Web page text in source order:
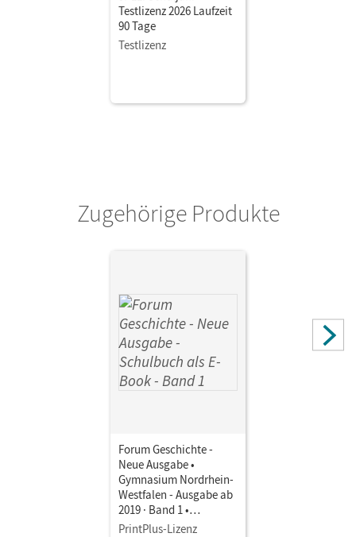
Testlizenz 2026 Laufzeit
90 Tage
Testlizenz
Zugehörige Produkte
Forum Geschichte -
Neue Ausgabe •
Gymnasium Nordrhein-
Westfalen - Ausgabe ab
2019 · Band 1 •
Schulbuch als E-Book
PrintPlus-Lizenz